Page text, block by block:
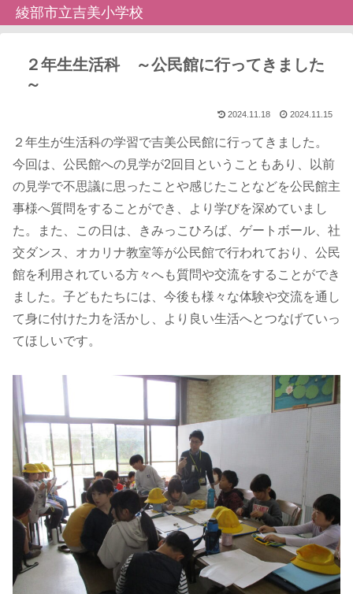
綾部市立吉美小学校
２年生生活科 ～公民館に行ってきました
～
2024.11.18 2024.11.15
２年生が生活科の学習で吉美公民館に行ってきました。
今回は、公民館への見学が2回目ということもあり、以前
の見学で不思議に思ったことや感じたことなどを公民館主
事様へ質問をすることができ、より学びを深めていまし
た。また、この日は、きみっこひろば、ゲートボール、社
交ダンス、オカリナ教室等が公民館で行われており、公民
館を利用されている方々へも質問や交流をすることができ
ました。子どもたちには、今後も様々な体験や交流を通し
て身に付けた力を活かし、より良い生活へとつなげていっ
てほしいです。